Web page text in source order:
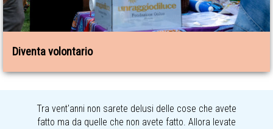
Diventa volontario
Tra vent'anni non sarete delusi delle cose che avete
fatto ma da quelle che non avete fatto. Allora levate